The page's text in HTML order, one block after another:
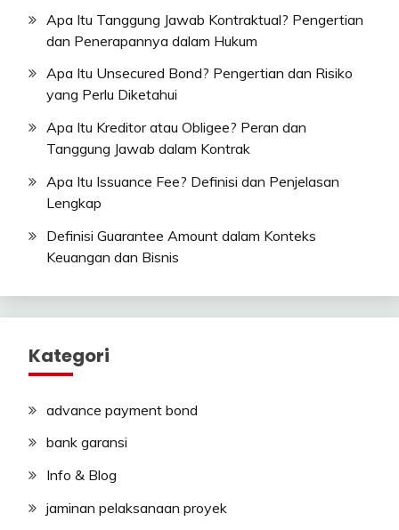
Apa Itu Tanggung Jawab Kontraktual? Pengertian
dan Penerapannya dalam Hukum
Apa Itu Unsecured Bond? Pengertian dan Risiko
yang Perlu Diketahui
Apa Itu Kreditor atau Obligee? Peran dan
Tanggung Jawab dalam Kontrak
Apa Itu Issuance Fee? Definisi dan Penjelasan
Lengkap
Definisi Guarantee Amount dalam Konteks
Keuangan dan Bisnis
Kategori
advance payment bond
bank garansi
Info & Blog
jaminan pelaksanaan proyek